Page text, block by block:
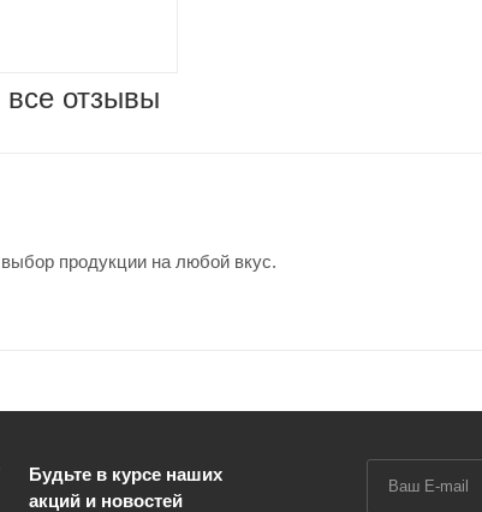
отзывы
продукции на любой вкус.
Будьте в курсе наших
акций и новостей